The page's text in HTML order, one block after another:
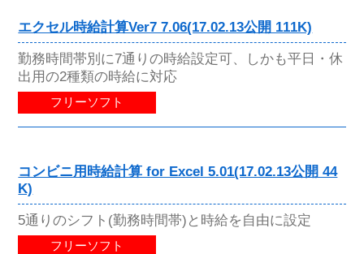
エクセル時給計算Ver7 7.06(17.02.13公開 111K)
勤務時間帯別に7通りの時給設定可、しかも平日・休
出用の2種類の時給に対応
フリーソフト
コンビニ用時給計算 for Excel 5.01(17.02.13公開 44
K)
5通りのシフト(勤務時間帯)と時給を自由に設定
フリーソフト